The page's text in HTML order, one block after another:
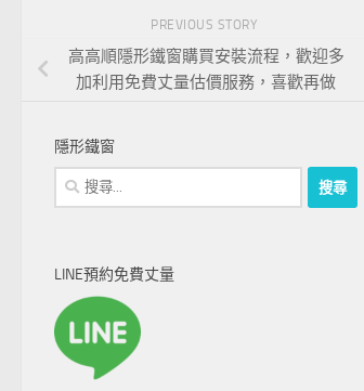
PREVIOUS STORY
高高順隱形鐵窗購買安裝流程，歡迎多
加利用免費丈量估價服務，喜歡再做
隱形鐵窗
搜
尋
字:
LINE預約免費丈量